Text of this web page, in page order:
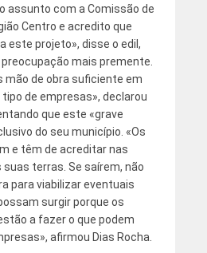
assunto com a Comissão de
Centro e acredito que
este projeto», disse o edil,
mais premente.
mão de obra suficiente em
de empresas», declarou
que este «grave
do seu município. «Os
e têm de acreditar nas
terras. Se saírem, não
para viabilizar eventuais
surgir porque os
a fazer o que podem
afirmou Dias Rocha.